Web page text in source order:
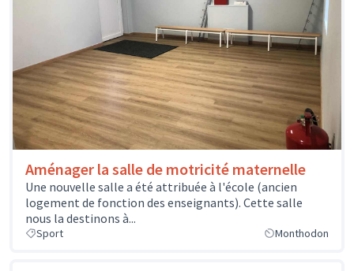
Aménager la salle de motricité maternelle
Une nouvelle salle a été attribuée à l'école (ancien
logement de fonction des enseignants). Cette salle
nous la destinons à...
Sport Monthodon